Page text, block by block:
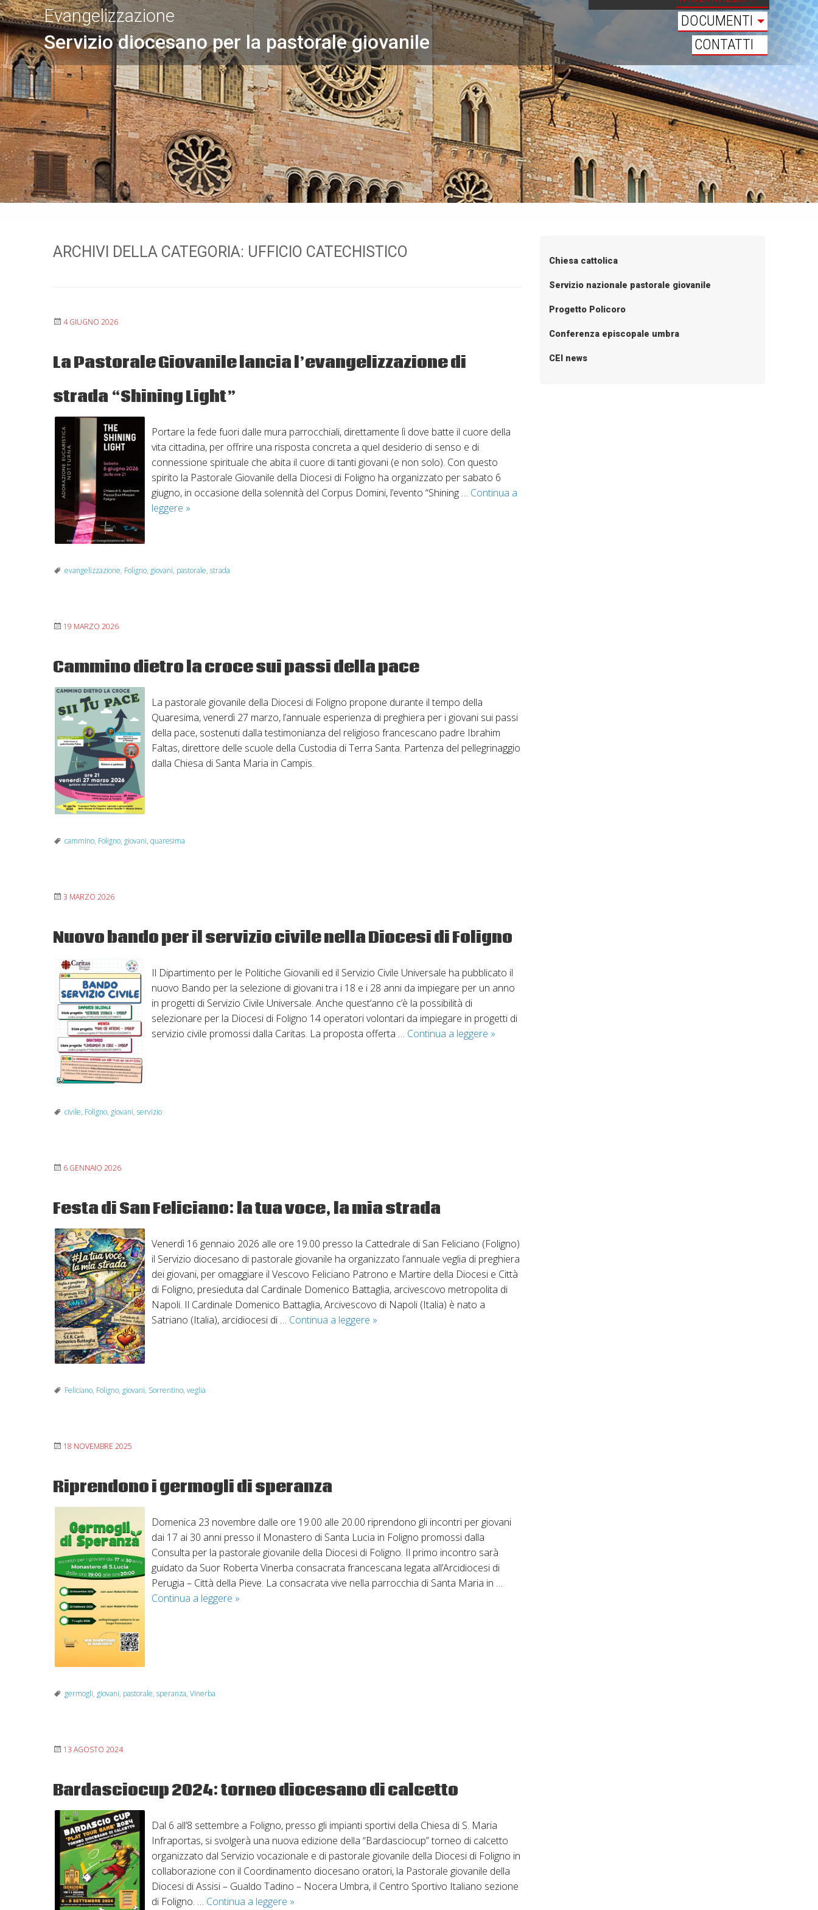
Servizio diocesano per la pastorale giovanile
Evangelizzazione
DOCUMENTI
CONTATTI
ARCHIVI DELLA CATEGORIA: UFFICIO CATECHISTICO
4 GIUGNO 2026
La Pastorale Giovanile lancia l’evangelizzazione di
strada “Shining Light”
Portare la fede fuori dalle mura parrocchiali, direttamente lì dove batte il cuore della
vita cittadina, per offrire una risposta concreta a quel desiderio di senso e di
connessione spirituale che abita il cuore di tanti giovani (e non solo). Con questo
spirito la Pastorale Giovanile della Diocesi di Foligno ha organizzato per sabato 6
giugno, in occasione della solennità del Corpus Domini, l’evento “Shining … Continua a
leggere La
l’evangelizzazione
»
evangelizzazione, Foligno, giovani, pastorale, strada
19 MARZO 2026
Cammino dietro la croce sui passi della pace
La pastorale giovanile della Diocesi di Foligno propone durante il tempo della
Quaresima, venerdì 27 marzo, l’annuale esperienza di preghiera per i giovani sui passi
della pace, sostenuti dalla testimonianza del religioso francescano padre Ibrahim
Faltas, direttore delle scuole della Custodia di Terra Santa. Partenza del pellegrinaggio
dalla Chiesa di Santa Maria in Campis.
cammino, Foligno, giovani, quaresima
3 MARZO 2026
Nuovo bando per il servizio civile nella Diocesi di Foligno
Il Dipartimento per le Politiche Giovanili ed il Servizio Civile Universale ha pubblicato il
nuovo Bando per la selezione di giovani tra i 18 e i 28 anni da impiegare per un anno
in progetti di Servizio Civile Universale. Anche quest’anno c’è la possibilità di
selezionare per la Diocesi di Foligno 14 operatori volontari da impiegare in progetti di
servizio civile promossi dalla Caritas. La proposta offerta … Continua a leggere Nuovo
»
civile, Foligno, giovani, servizio
6 GENNAIO 2026
Festa di San Feliciano: la tua voce, la mia strada
Venerdì 16 gennaio 2026 alle ore 19.00 presso la Cattedrale di San Feliciano (Foligno)
il Servizio diocesano di pastorale giovanile ha organizzato l’annuale veglia di preghiera
dei giovani, per omaggiare il Vescovo Feliciano Patrono e Martire della Diocesi e Città
di Foligno, presieduta dal Cardinale Domenico Battaglia, arcivescovo metropolita di
Napoli. Il Cardinale Domenico Battaglia, Arcivescovo di Napoli (Italia) è nato a
Satriano (Italia), arcidiocesi di … Continua a leggere Festa
»
Feliciano, Foligno, giovani, Sorrentino, veglia
18 NOVEMBRE 2025
Riprendono i germogli di speranza
Domenica 23 novembre dalle ore 19.00 alle 20.00 riprendono gli incontri per giovani
dai 17 ai 30 anni presso il Monastero di Santa Lucia in Foligno promossi dalla
Consulta per la pastorale giovanile della Diocesi di Foligno. Il primo incontro sarà
guidato da Suor Roberta Vinerba consacrata francescana legata all’Arcidiocesi di
Perugia – Città della Pieve. La consacrata vive nella parrocchia di Santa Maria in …
Continua a leggere Riprendono
»
germogli, giovani, pastorale, speranza, Vinerba
13 AGOSTO 2024
Bardasciocup 2024: torneo diocesano di calcetto
Dal 6 all’8 settembre a Foligno, presso gli impianti sportivi della Chiesa di S. Maria
Infraportas, si svolgerà una nuova edizione della “Bardasciocup” torneo di calcetto
organizzato dal Servizio vocazionale e di pastorale giovanile della Diocesi di Foligno in
collaborazione con il Coordinamento diocesano oratori, la Pastorale giovanile della
Diocesi di Assisi – Gualdo Tadino – Nocera Umbra, il Centro Sportivo Italiano sezione
di Foligno. … Continua a leggere Bardasciocup
»
Chiesa cattolica
Servizio nazionale pastorale giovanile
Progetto Policoro
Conferenza episcopale umbra
CEI news